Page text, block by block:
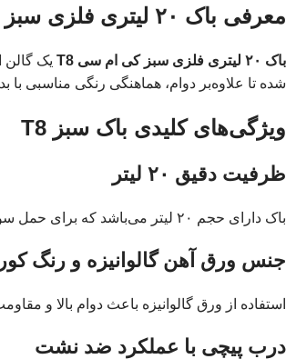
معرفی باک ۲۰ لیتری فلزی سبز کی ام‌سی T8
باک ۲۰ لیتری فلزی سبز کی ام سی T8
شده تا علاوه‌بر دوام، هماهنگی رنگی مناسبی با
ویژگی‌های کلیدی باک سبز T8
ظرفیت دقیق ۲۰ لیتر
باک دارای حجم ۲۰ لیتر می‌باشد که برای حمل سوخت یدکی یا مایعات مشابه بسیار مناسب است. طراحی استاندارد آن کمک می‌کند تا داخل خودرو یا روی پایه‌ی مخصوص به‌راحتی قرار گیرد.
جنس ورق آهن گالوانیزه و رنگ
استفاده از ورق گالوانیزه باعث دوام بالا و
درب پیچی با عملکرد ضد نشت